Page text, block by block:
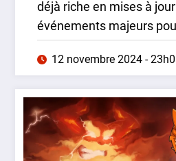
déjà riche en mises à
événements majeurs
12 novembre 2024 -